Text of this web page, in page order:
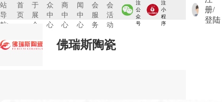
站
导
航:
首
页
于
展
会
众
中
心
商
中
心
闻
中
心
会
服
务
会
活
动
注
公
众
号
注
小
程
序
册/
登陆
佛瑞斯陶瓷